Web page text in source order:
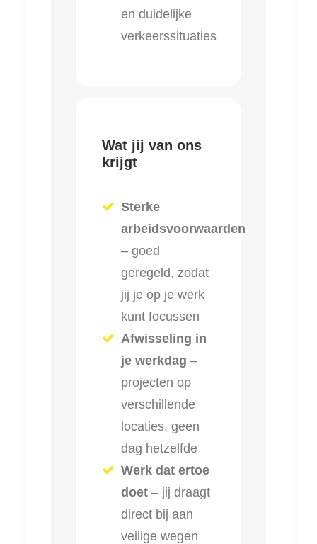
en duidelijke
verkeerssituaties
Wat jij van ons
krijgt
Sterke
arbeidsvoorwaarden
– goed
geregeld, zodat
jij je op je werk
kunt focussen
Afwisseling in
je werkdag –
projecten op
verschillende
locaties, geen
dag hetzelfde
Werk dat ertoe
doet – jij draagt
direct bij aan
veilige wegen